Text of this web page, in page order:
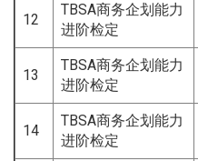
12
TBSA商务企划能力
进阶检定
13
TBSA商务企划能力
进阶检定
14
TBSA商务企划能力
进阶检定